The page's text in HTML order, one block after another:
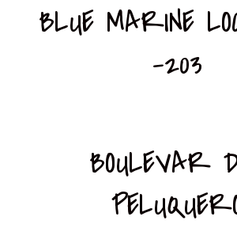
BLUE MARINE
-203
BOULEVAR